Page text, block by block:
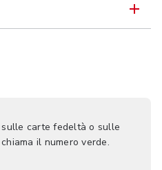
carte fedeltà o sulle
il numero verde.